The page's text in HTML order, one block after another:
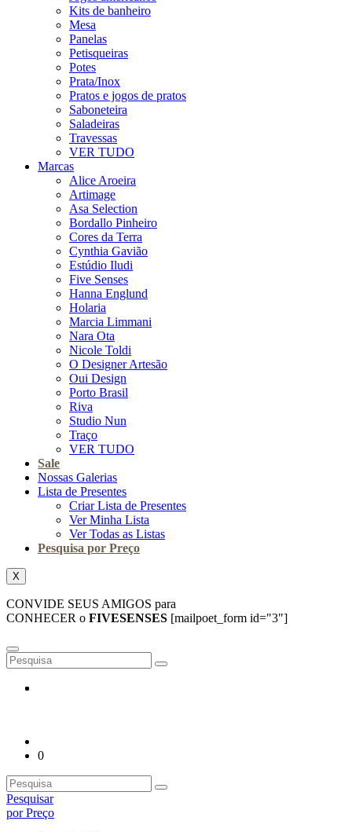
Kits de banheiro
Mesa
Panelas
Petisqueiras
Potes
Prata/Inox
Pratos e jogos de pratos
Saboneteira
Saladeiras
Travessas
VER TUDO
Marcas
Alice Aroeira
Artimage
Asa Selection
Bordallo Pinheiro
Cores da Terra
Cynthia Gavião
Estúdio Iludi
Five Senses
Hanna Englund
Holaria
Marcia Limmani
Nara Ota
Nicole Toldi
O Designer Artesão
Oui Design
Porto Brasil
Riva
Studio Nun
Traço
VER TUDO
Sale
Nossas Galerias
Lista de Presentes
Criar Lista de Presentes
Ver Minha Lista
Ver Todas as Listas
Pesquisa por Preço
X
CONVIDE SEUS AMIGOS para
CONHECER o FIVESENSES [mailpoet_form id="3"]
0
Pesquisar
por Preço